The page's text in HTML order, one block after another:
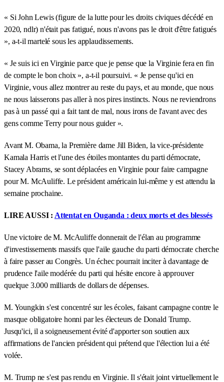
« Si John Lewis (figure de la lutte pour les droits civiques décédé en
2020, ndlr) n'était pas fatigué, nous n'avons pas le droit d'être fatigués
», a-t-il martelé sous les applaudissements.
« Je suis ici en Virginie parce que je pense que la Virginie fera en fin
de compte le bon choix », a-t-il poursuivi. « Je pense qu'ici en
Virginie, vous allez montrer au reste du pays, et au monde, que nous
ne nous laisserons pas aller à nos pires instincts. Nous ne reviendrons
pas à un passé qui a fait tant de mal, nous irons de l'avant avec des
gens comme Terry pour nous guider ».
Avant M. Obama, la Première dame Jill Biden, la vice-présidente
Kamala Harris et l'une des étoiles montantes du parti démocrate,
Stacey Abrams, se sont déplacées en Virginie pour faire campagne
pour M. McAuliffe. Le président américain lui-même y est attendu la
semaine prochaine.
LIRE AUSSI : Attentat en Ouganda : deux morts et des blessés
Une victoire de M. McAuliffe donnerait de l'élan au programme
d'investissements massifs que l'aile gauche du parti démocrate cherche
à faire passer au Congrès. Un échec pourrait inciter à davantage de
prudence l'aile modérée du parti qui hésite encore à approuver
quelque 3.000 milliards de dollars de dépenses.
M. Youngkin s'est concentré sur les écoles, faisant campagne contre le
masque obligatoire honni par les électeurs de Donald Trump.
Jusqu'ici, il a soigneusement évité d'apporter son soutien aux
affirmations de l'ancien président qui prétend que l'élection lui a été
volée.
M. Trump ne s'est pas rendu en Virginie. Il s'était joint virtuellement le